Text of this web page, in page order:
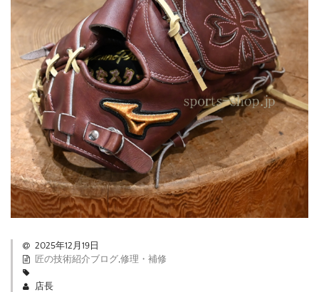
2025年12月19日
匠の技術紹介ブログ,修理・補修
店長